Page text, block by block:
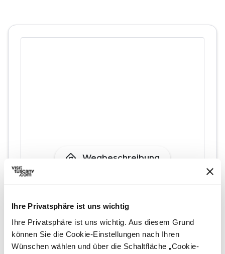
Ihre Privatsphäre ist uns wichtig
Ihre Privatsphäre ist uns wichtig. Aus diesem Grund
können Sie die Cookie-Einstellungen nach Ihren
Wünschen wählen und über die Schaltfläche „Cookie-
directions Wegbeschreibung
Planen
hotel Übernachten (auf Englisch) chevron_right